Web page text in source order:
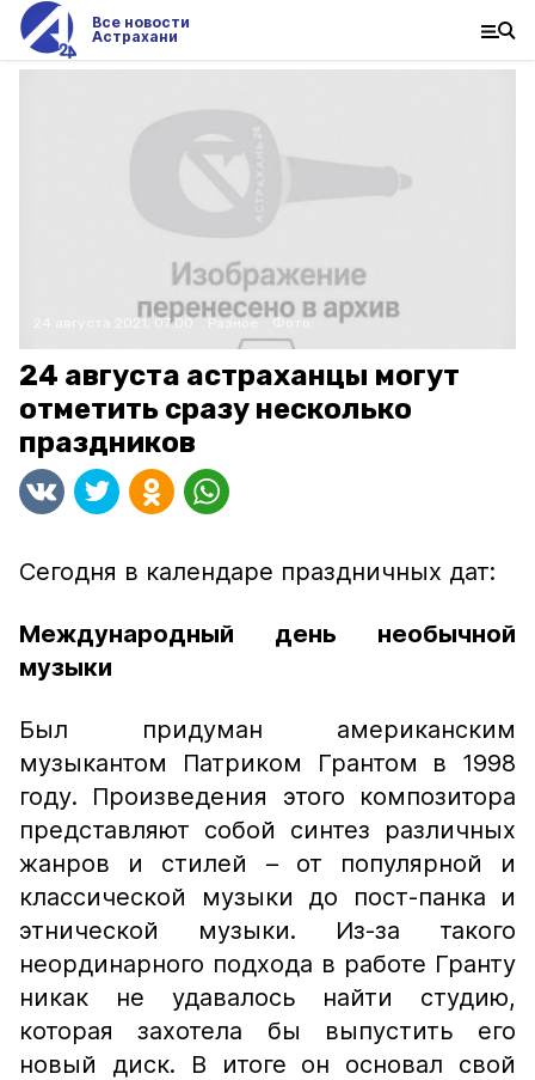
Все новости
Астрахани
24 августа 2021, 07:00 Разное Фото:
24 августа астраханцы могут
отметить сразу несколько
праздников
Сегодня в календаре праздничных дат:
Международный день необычной
музыки
Был придуман американским
музыкантом Патриком Грантом в 1998
году. Произведения этого композитора
представляют собой синтез различных
жанров и стилей – от популярной и
классической музыки до пост-панка и
этнической музыки. Из-за такого
неординарного подхода в работе Гранту
никак не удавалось найти студию,
которая захотела бы выпустить его
новый диск. В итоге он основал свой